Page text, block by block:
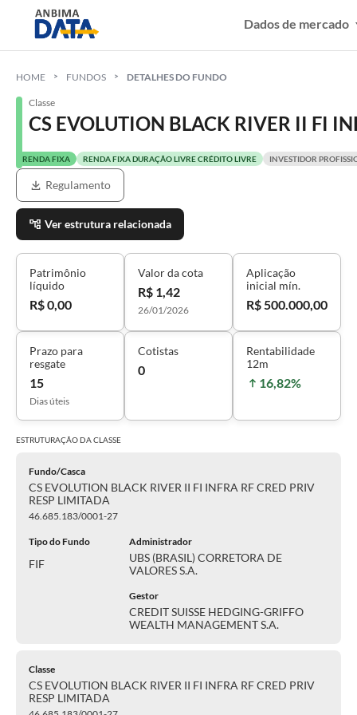
Dados de mercado
HOME FUNDOS DETALHES DO FUNDO
Classe
CS EVOLUTION BLACK RIVER II FI
RENDA FIXA RENDA FIXA DURAÇÃO LIVRE CRÉDITO LIVRE INVESTIDOR
Regulamento
Ver estrutura relacionada
Patrimônio
líquido
R$ 0,00
Valor da cota
R$ 1,42
26/01/2026
Aplicação
inicial mín.
R$ 500.000,00
Prazo para
resgate
15
Dias úteis
Cotistas
0
Rentabilidade
12m
16,82%
ESTRUTURAÇÃO DACLASSE
Fundo/Casca
CS EVOLUTION BLACK RIVER II FI INFRA RF CRED PRIV
RESP LIMITADA
46.685.183/0001-27
Tipo do Fundo
FIF
Administrador
UBS (BRASIL) CORRETORA DE
VALORES S.A.
Gestor
CREDIT SUISSE HEDGING-GRIFFO
WEALTH MANAGEMENT S.A.
Classe
CS EVOLUTION BLACK RIVER II FI INFRA RF CRED PRIV
RESP LIMITADA